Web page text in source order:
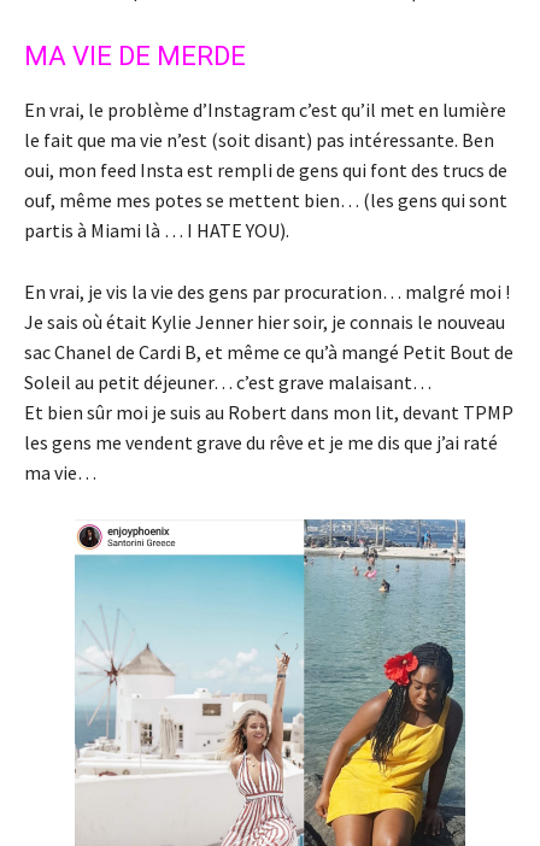
MA VIE DE MERDE
En vrai, le problème d’Instagram c’est qu’il met en lumière
le fait que ma vie n’est (soit disant) pas intéressante. Ben
oui, mon feed Insta est rempli de gens qui font des trucs de
ouf, même mes potes se mettent bien… (les gens qui sont
partis à Miami là … I HATE YOU).
En vrai, je vis la vie des gens par procuration… malgré moi !
Je sais où était Kylie Jenner hier soir, je connais le nouveau
sac Chanel de Cardi B, et même ce qu’à mangé Petit Bout de
Soleil au petit déjeuner… c’est grave malaisant…
Et bien sûr moi je suis au Robert dans mon lit, devant TPMP
les gens me vendent grave du rêve et je me dis que j’ai raté
ma vie…